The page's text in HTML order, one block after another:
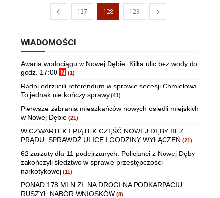
127 128 129
WIADOMOŚCI
Awaria wodociągu w Nowej Dębie. Kilka ulic bez wody do
godz. 17:00 N (1)
Radni odrzucili referendum w sprawie secesji Chmielowa.
To jednak nie kończy sprawy (41)
Pierwsze zebrania mieszkańców nowych osiedli miejskich
w Nowej Dębie (21)
W CZWARTEK I PIĄTEK CZĘŚĆ NOWEJ DĘBY BEZ
PRĄDU. SPRAWDŹ ULICE I GODZINY WYŁĄCZEŃ (21)
62 zarzuty dla 11 podejrzanych. Policjanci z Nowej Dęby
zakończyli śledztwo w sprawie przestępczości
narkotykowej (11)
PONAD 178 MLN ZŁ NA DROGI NA PODKARPACIU.
RUSZYŁ NABÓR WNIOSKÓW (8)